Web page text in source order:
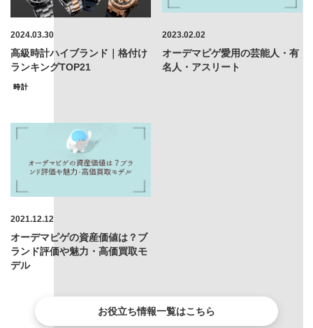
2024.03.30
高級時計ハイブランド｜格付け
ランキングTOP21
時計
2023.02.02
オーデマピゲ愛用の芸能人・有
名人・アスリート
2021.12.12
オーデマピゲの資産価値は？ブ
ランド評価や魅力・高価買取モ
デル
お役立ち情報一覧はこちら